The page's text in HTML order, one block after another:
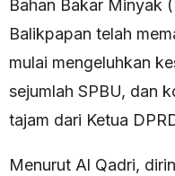
Bahan Bakar Minyak
Balikpapan telah
mulai mengeluhkan
sejumlah SPBU, dan
tajam dari Ketua
Menurut Al Qadri,